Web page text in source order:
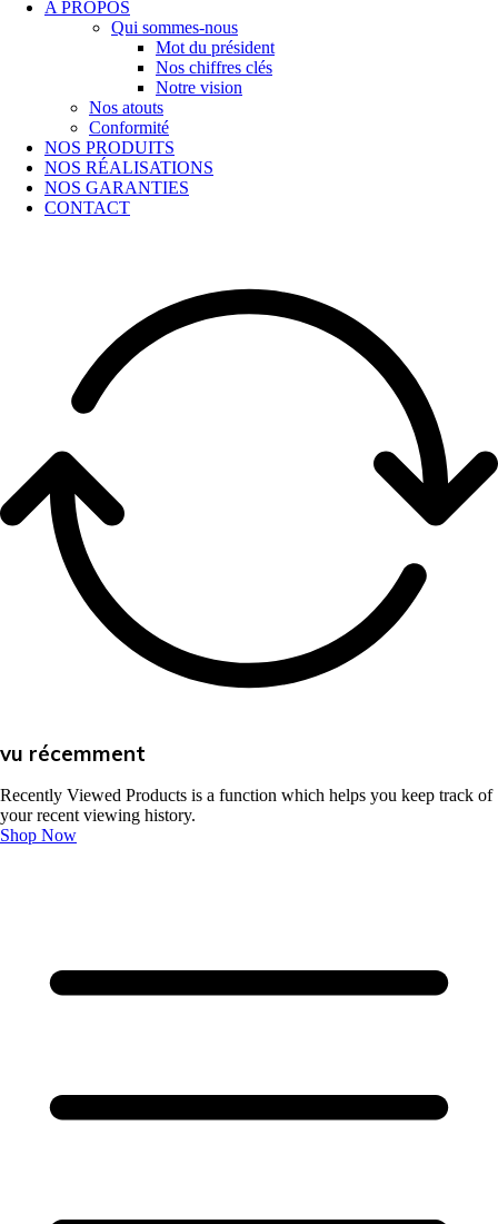
A PROPOS
Qui sommes-nous
Mot du président
Nos chiffres clés
Notre vision
Nos atouts
Conformité
NOS PRODUITS
NOS RÉALISATIONS
NOS GARANTIES
CONTACT
vu récemment
Recently Viewed Products is a function which helps you keep track of
your recent viewing history.
Shop Now